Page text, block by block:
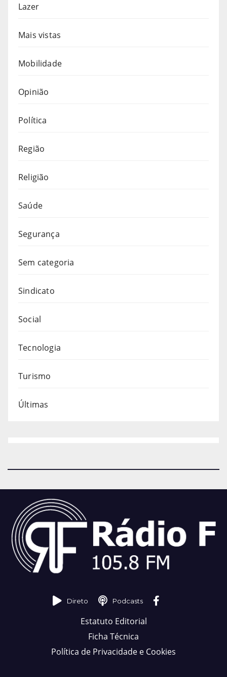
Lazer
Mais vistas
Mobilidade
Opinião
Política
Região
Religião
Saúde
Segurança
Sem categoria
Sindicato
Social
Tecnologia
Turismo
Últimas
Direto Podcasts
Estatuto Editorial
Ficha Técnica
Política de Privacidade e Cookies